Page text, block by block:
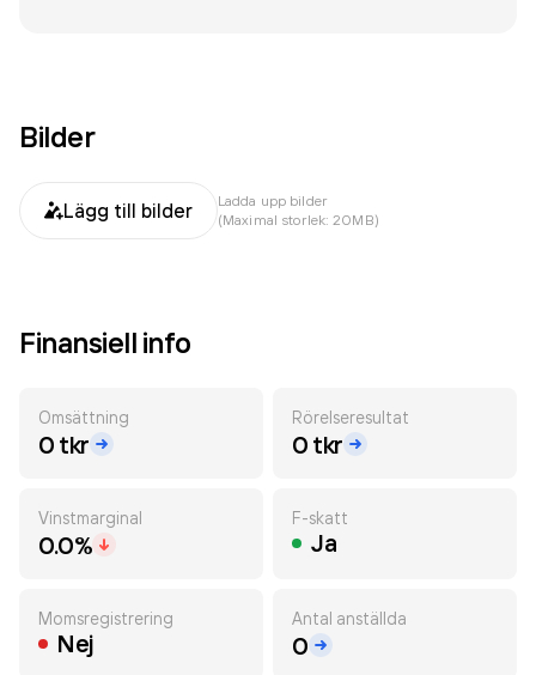
Bilder
Lägg till bilder
Ladda upp bilder
(Maximal storlek: 20MB)
Finansiell info
Omsättning
0 tkr
Rörelseresultat
0 tkr
Vinstmarginal
0.0%
F-skatt
Ja
Momsregistrering
Nej
Antal anställda
0